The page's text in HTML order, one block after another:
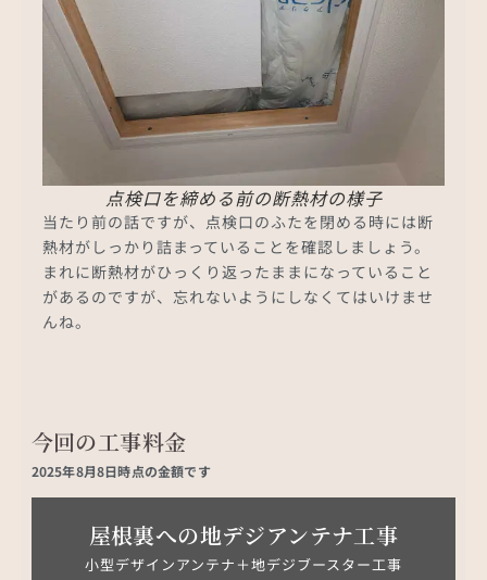
点検口を締める前の断熱材の様子
当たり前の話ですが、点検口のふたを閉める時には断
熱材がしっかり詰まっていることを確認しましょう。
まれに断熱材がひっくり返ったままになっていること
があるのですが、忘れないようにしなくてはいけませ
んね。
今回の工事料金
2025年8月8日時点の金額です
屋根裏への地デジアンテナ工事
小型デザインアンテナ＋地デジブースター工事